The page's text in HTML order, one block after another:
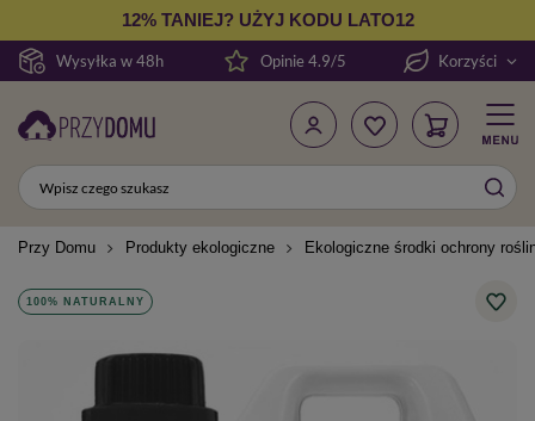
Wysyłka w 48h
12% TANIEJ? UŻYJ KODU LATO12
Opinie 4.9/5 Korzyści
Przy Domu Produkty ekologiczne Ekologiczne środki ochrony
100% NATURALNY